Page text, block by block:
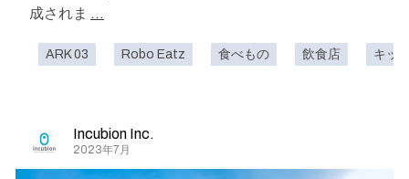
成されま ...
ARK 03 Robo Eatz 食べもの 飲食店 キッ
Incubion Inc.
2023年7月